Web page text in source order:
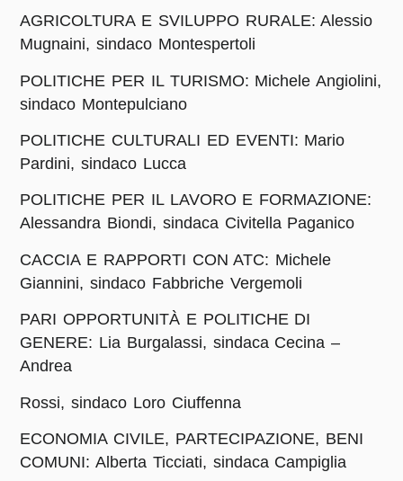
AGRICOLTURA E SVILUPPO RURALE: Alessio
Mugnaini, sindaco Montespertoli
POLITICHE PER IL TURISMO: Michele Angiolini,
sindaco Montepulciano
POLITICHE CULTURALI ED EVENTI: Mario
Pardini, sindaco Lucca
POLITICHE PER IL LAVORO E FORMAZIONE:
Alessandra Biondi, sindaca Civitella Paganico
CACCIA E RAPPORTI CON ATC: Michele
Giannini, sindaco Fabbriche Vergemoli
PARI OPPORTUNITÀ E POLITICHE DI
GENERE: Lia Burgalassi, sindaca Cecina –
Andrea
Rossi, sindaco Loro Ciuffenna
ECONOMIA CIVILE, PARTECIPAZIONE, BENI
COMUNI: Alberta Ticciati, sindaca Campiglia